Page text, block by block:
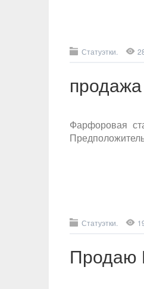
Статуэтки.
Фарфоровая
Статуэтки.
Продаю